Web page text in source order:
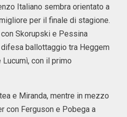
Italiano sembra orientato a
per il finale di stagione.
con Skorupski e Pessina
ballottaggio tra Heggem
con il primo
e Miranda, mentre in mezzo
con Ferguson e Pobega a